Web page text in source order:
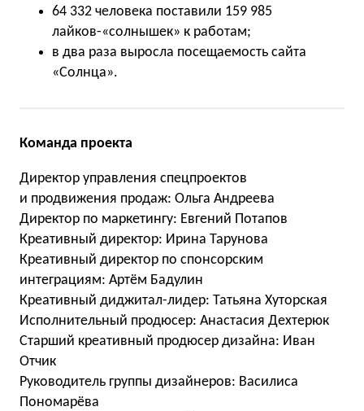
64 332 человека поставили 159 985
лайков-«солнышек» к работам;
в два раза выросла посещаемость сайта
«Солнца».
Команда проекта
Директор управления спецпроектов
и продвижения продаж: Ольга Андреева
Директор по маркетингу: Евгений Потапов
Креативный директор: Ирина Тарунова
Креативный директор по спонсорским
интеграциям: Артём Бадулин
Креативный диджитал-лидер: Татьяна Хуторская
Исполнительный продюсер: Анастасия Дехтерюк
Старший креативный продюсер дизайна: Иван
Отчик
Руководитель группы дизайнеров: Василиса
Пономарёва